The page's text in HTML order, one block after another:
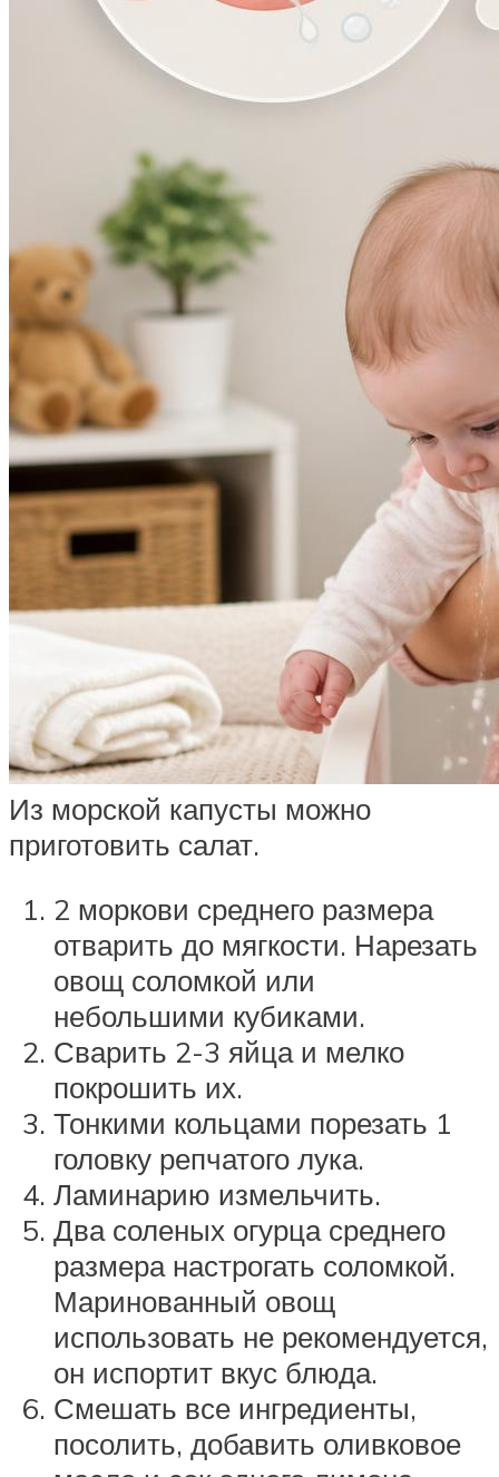
Из морской капусты можно
приготовить салат.
2 моркови среднего размера
отварить до мягкости. Нарезать
овощ соломкой или
небольшими кубиками.
Сварить 2-3 яйца и мелко
покрошить их.
Тонкими кольцами порезать 1
головку репчатого лука.
Ламинарию измельчить.
Два соленых огурца среднего
размера настрогать соломкой.
Маринованный овощ
использовать не рекомендуется,
он испортит вкус блюда.
Смешать все ингредиенты,
посолить, добавить оливковое